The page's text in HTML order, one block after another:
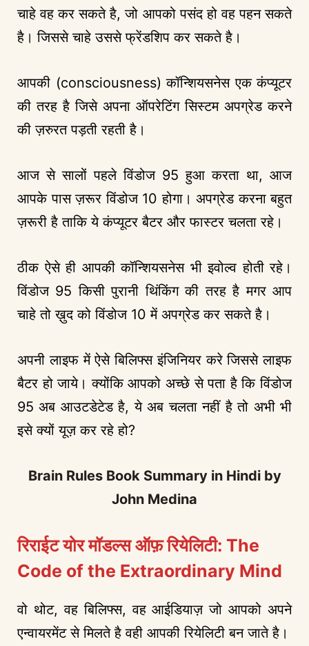
चाहे वह कर सकते है, जो आपको पसंद हो वह पहन सकते
है। जिससे चाहे उससे फ्रेंडशिप कर सकते है।
आपकी (consciousness) कॉन्शियसनेस एक कंप्यूटर
की तरह है जिसे अपना ऑपरेटिंग सिस्टम अपग्रेड करने
की ज़रुरत पड़ती रहती है।
आज से सालों पहले विंडोज 95 हुआ करता था, आज
आपके पास ज़रूर विंडोज 10 होगा। अपग्रेड करना बहुत
ज़रूरी है ताकि ये कंप्यूटर बैटर और फास्टर चलता रहे।
ठीक ऐसे ही आपकी कॉन्शियसनेस भी इवोल्व होती रहे।
विंडोज 95 किसी पुरानी थिंकिंग की तरह है मगर आप
चाहे तो ख़ुद को विंडोज 10 में अपग्रेड कर सकते है।
अपनी लाइफ में ऐसे बिलिफ्स इंजिनियर करे जिससे लाइफ
बैटर हो जाये। क्योंकि आपको अच्छे से पता है कि विंडोज
95 अब आउटडेटेड है, ये अब चलता नहीं है तो अभी भी
इसे क्यों यूज़ कर रहे हो?
Brain Rules Book Summary in Hindi by
John Medina
रिराईट योर मॉडल्स ऑफ़ रियेलिटी: The
Code of the Extraordinary Mind
वो थोट, वह बिलिफ्स, वह आईडियाज़ जो आपको अपने
एन्वायरमेंट से मिलते है वही आपकी रियेलिटी बन जाते है।